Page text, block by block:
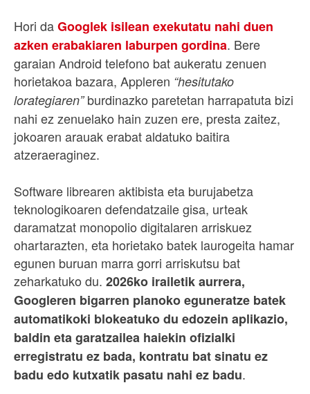
Hori daGooglek isilean exekutatu nahi duen
azken erabakiaren laburpen gordina. Bere
garaian Android telefono bat aukeratu zenuen
horietakoa bazara, Appleren “hesitutako
lorategiaren”burdinazko paretetan harrapatuta bizi
nahi ez zenuelako hain zuzen ere, presta zaitez,
jokoaren arauak erabat aldatuko baitira
atzeraeraginez.
Software librearen aktibista eta burujabetza
teknologikoaren defendatzaile gisa, urteak
daramatzat monopolio digitalaren arriskuez
ohartarazten, eta horietako batek laurogeita hamar
egunen buruan marra gorri arriskutsu bat
zeharkatuko du. 2026ko irailetik aurrera,
Googleren bigarren planoko eguneratze batek
automatikoki blokeatuko du edozein aplikazio,
baldin eta garatzailea haiekin ofizialki
erregistratu ez bada, kontratu bat sinatu ez
badu edo kutxatik pasatu nahi ez badu.